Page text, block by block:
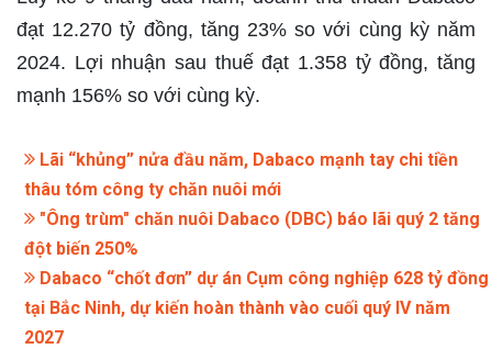
đạt 12.270 tỷ đồng, tăng 23% so với cùng kỳ năm
2024. Lợi nhuận sau thuế đạt 1.358 tỷ đồng, tăng
mạnh 156% so với cùng kỳ.
Lãi “khủng” nửa đầu năm, Dabaco mạnh tay chi tiền
thâu tóm công ty chăn nuôi mới
"Ông trùm" chăn nuôi Dabaco (DBC) báo lãi quý 2 tăng
đột biến 250%
Dabaco “chốt đơn” dự án Cụm công nghiệp 628 tỷ đồng
tại Bắc Ninh, dự kiến hoàn thành vào cuối quý IV năm
2027